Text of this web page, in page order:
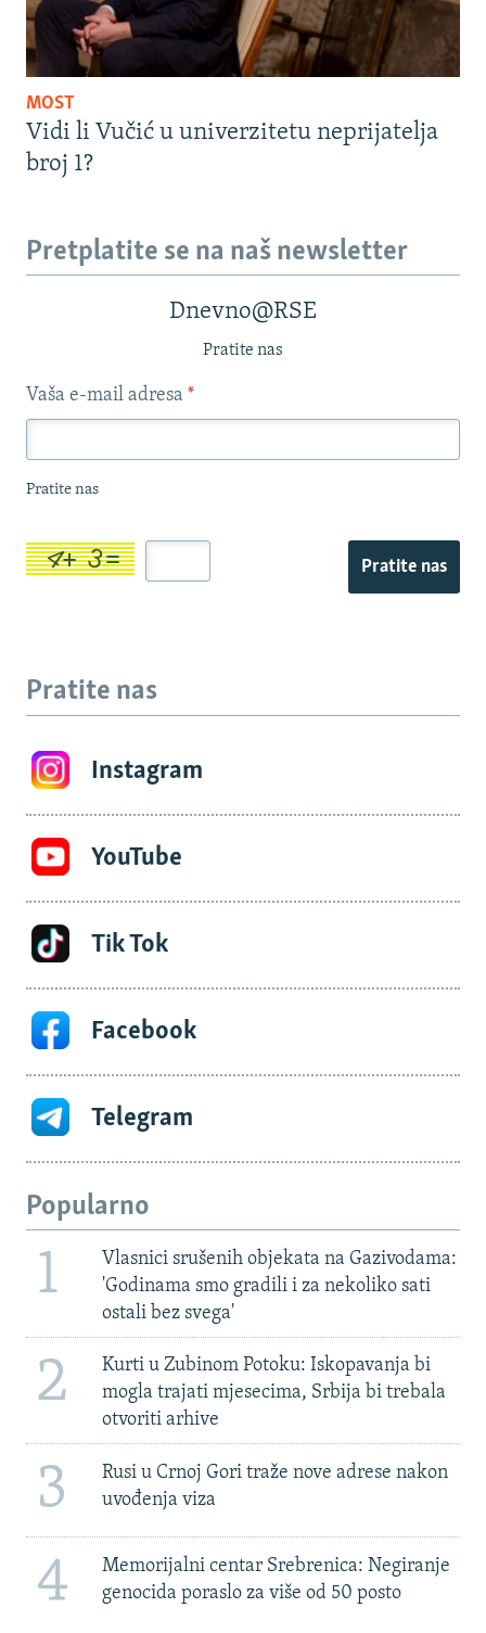
MOST
Vidi li Vučić u univerzitetu neprijatelja
broj 1?
Pretplatite se na naš newsletter
Dnevno@RSE
Pratite nas
Vaša e-mail adresa *
Pratite nas
Pratite nas
Pratite nas
Instagram
YouTube
Tik Tok
Facebook
Telegram
Popularno
1
Vlasnici srušenih objekata na Gazivodama:
'Godinama smo gradili i za nekoliko sati
ostali bez svega'
2
Kurti u Zubinom Potoku: Iskopavanja bi
mogla trajati mjesecima, Srbija bi trebala
otvoriti arhive
3
Rusi u Crnoj Gori traže nove adrese nakon
uvođenja viza
4
Memorijalni centar Srebrenica: Negiranje
genocida poraslo za više od 50 posto